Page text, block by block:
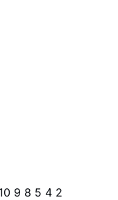
9 8 5 4 2